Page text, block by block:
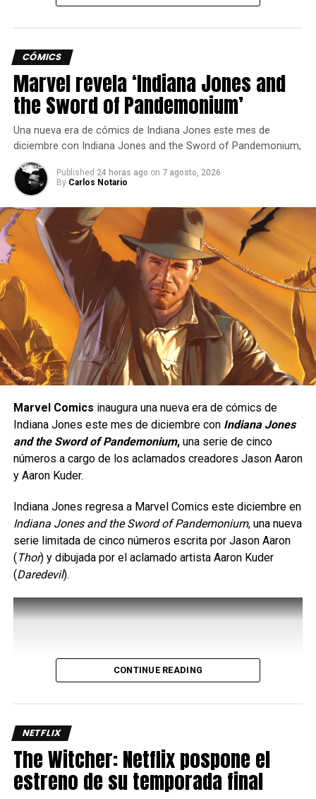
reservar. Las ediciones King of Kings, Attitude Era y
Monday Night War están programadas para su
lanzamiento mundial el viernes 6 de marzo de 2026, siete
días antes de la edición estándar, que estará disponible el
viernes 13 de marzo de 2026.
Siguenos en todas nuestrasredes socialespara estar
enterado de lo más atractivo del mundo geek, además
suscríbete a nuestro canal de
comments
RELATED TOPICS: GAMEPLAY MYRISE
PAUL HEYMAN
WWE 2K26
UP NEXT
El anime de Rooster Fighter confirma su
estreno en México
DON'T MISS
Peaky Blinders vuelve con una nueva
producción a Netflix
Carlos Notario
Una peleadora de presión constante.
Yasmine está diseñada para quienes disfrutan de un
estilo de juego ofensivo;se trata de un personaje de
tiporushdown, cuyo objetivo es mantenerse cerca del
rival para presionarlo de manera constante y obligarlo a
cometer errores. Su estilo de combate está inspirado en
Eskrima
, un arte marcial filipino, e incorpora el uso de
un
, además de una gran movilidad, ataques
rápidos y múltiples opciones para extender combos.
Uno de los aspectos más interesantes de su kit es el
largas y con mayor daño, así que administrar
provecho del personaje ya que requiere de dos barras de
energía.
CÓMICS
Marvel revela ‘Indiana Jones and
the Sword of Pandemonium’
Una nueva era de cómics de Indiana Jones este mes de
diciembre con Indiana Jones and the Sword of Pandemonium,
Published 24 horas ago on 7 agosto, 2026
By Carlos Notario
Marvel Comics inaugura una nueva era de cómics de
Indiana Jones este mes de diciembre con Indiana Jones
and the Sword of Pandemonium,una serie de cinco
números a cargo de los aclamados creadores Jason Aaron
y Aaron Kuder.
Indiana Jones regresa a Marvel Comics este diciembre en
Indiana Jones and the Sword of Pandemonium, una nueva
serie limitada de cinco números escrita por Jason Aaron
(Thor) y dibujada por el aclamado artista Aaron Kuder
(Daredevil).
CONTINUE READING
NETFLIX
The Witcher: Netflix pospone el
estreno de su temporada final